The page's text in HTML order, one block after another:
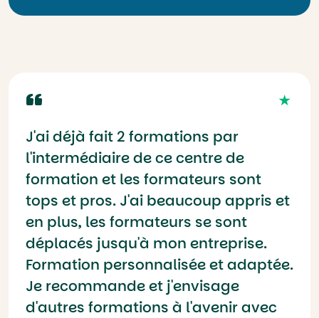
J'ai déjà fait 2 formations par
l'intermédiaire de ce centre de
formation et les formateurs sont
tops et pros. J'ai beaucoup appris et
en plus, les formateurs se sont
déplacés jusqu'à mon entreprise.
Formation personnalisée et adaptée.
Je recommande et j'envisage
d'autres formations à l'avenir avec